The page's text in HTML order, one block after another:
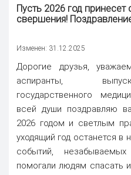
Пусть 2026 год принесет
свершения!
Изменен: 31.12.2025
Дорогие друзья,
аспиранты,
государственного
всей души поздравляю
2026 годом и светлым
уходящий год останется
событий,
помогали людям спасать